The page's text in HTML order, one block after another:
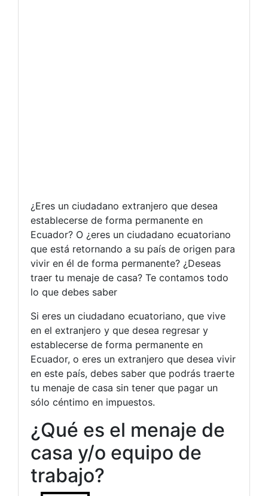
¿Eres un ciudadano extranjero que desea
establecerse de forma permanente en
Ecuador? O ¿eres un ciudadano ecuatoriano
que está retornando a su país de origen para
vivir en él de forma permanente? ¿Deseas
traer tu menaje de casa? Te contamos todo
lo que debes saber
Si eres un ciudadano ecuatoriano, que vive
en el extranjero y que desea regresar y
establecerse de forma permanente en
Ecuador, o eres un extranjero que desea vivir
en este país, debes saber que podrás traerte
tu menaje de casa sin tener que pagar un
sólo céntimo en impuestos.
¿Qué es el menaje de
casa y/o equipo de
trabajo?